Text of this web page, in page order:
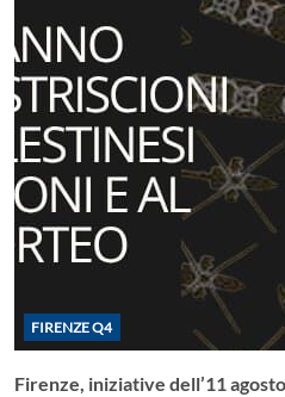
FIRENZE Q4
Firenze, iniziative dell’11